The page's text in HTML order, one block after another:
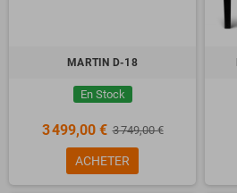
MARTIN D-18
En Stock
3 499,00 € 3 749,00 €
ACHETER